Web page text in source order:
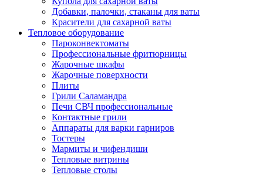
Добавки, палочки, стаканы для ваты
Красители для сахарной ваты
Тепловое оборудование
Пароконвектоматы
Профессиональные фритюрницы
Жарочные шкафы
Жарочные поверхности
Плиты
Грили Саламандра
Печи СВЧ профессиональные
Контактные грили
Аппараты для варки гарниров
Тостеры
Мармиты и чифендиши
Тепловые витрины
Тепловые столы